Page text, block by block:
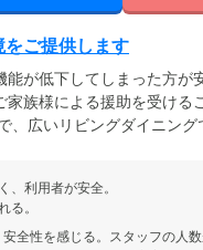
ご提供します
が低下してしまった方が
族様による援助を受ける
広いリビングダイニング
タッフが常駐いたしますの
、利用者が安全。
る。
全性を感じる。スタッフの人